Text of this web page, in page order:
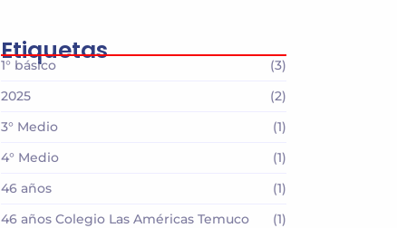
Etiquetas
1° básico
(3)
2025
(2)
3° Medio
(1)
4° Medio
(1)
46 años
(1)
46 años Colegio Las Américas Temuco
(1)